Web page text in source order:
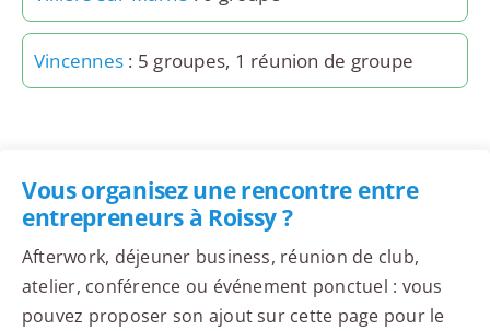
Vincennes : 5 groupes, 1 réunion de groupe
Vous organisez une rencontre entre
entrepreneurs à Roissy ?
Afterwork, déjeuner business, réunion de club,
atelier, conférence ou événement ponctuel : vous
pouvez proposer son ajout sur cette page pour le